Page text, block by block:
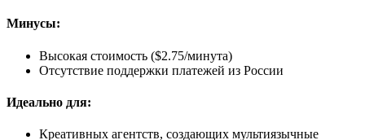
Минусы:
Высокая стоимость ($2.75/минута)
Отсутствие поддержки платежей из России
Идеально для:
Креативных агентств, создающих мультиязычные